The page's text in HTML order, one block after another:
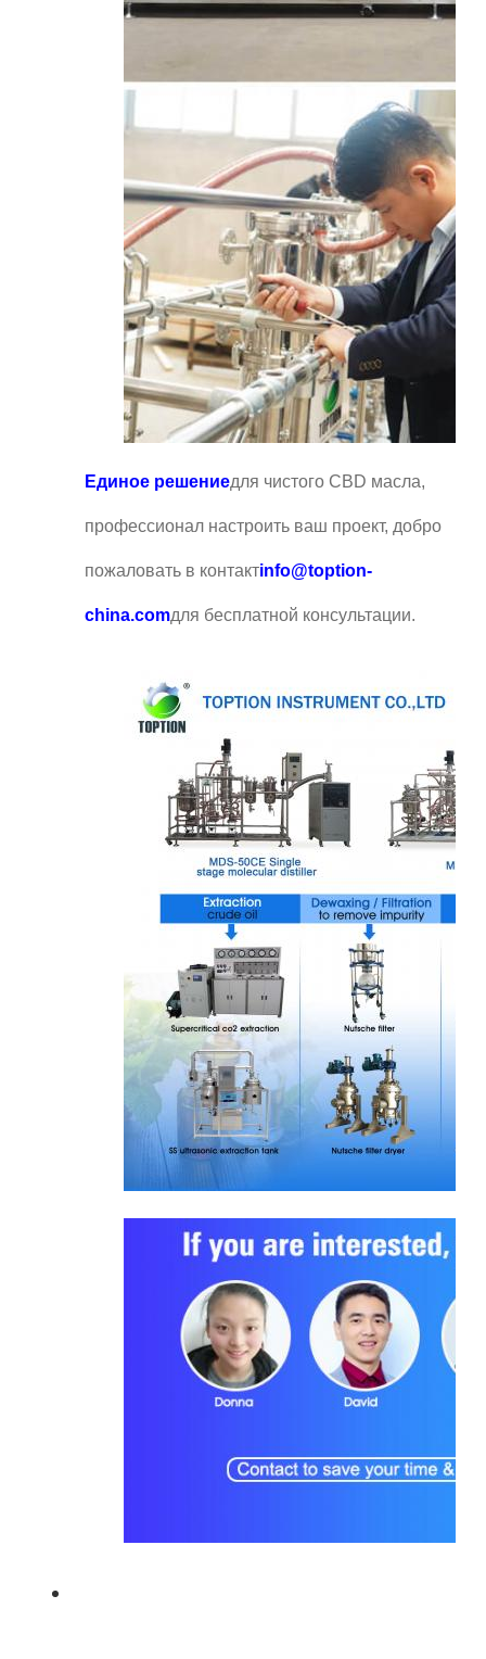
Единое решениедля чистого CBD масла,
профессионал настроить ваш проект, добро
пожаловать в контактinfo@toption-
china.comдля бесплатной консультации.